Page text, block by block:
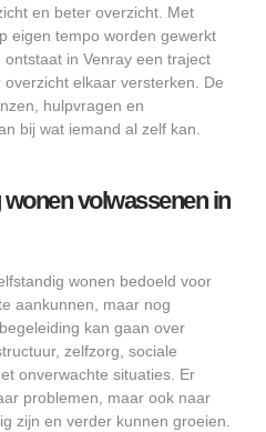
en beter overzicht. Met
eigen tempo worden gewerkt
in Venray een traject
elkaar versterken. De
hulpvragen en
bij wat iemand al zelf kan.
volwassenen in
wonen bedoeld voor
aankunnen, maar nog
kan gaan over
zelfzorg, sociale
onverwachte situaties. Er
problemen, maar ook naar
zijn en verder kunnen groeien.